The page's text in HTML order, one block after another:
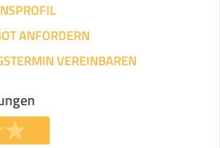
ANFORDERN
VEREINBAREN